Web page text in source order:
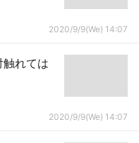
2020/9/9(We) 14:07
触れては
2020/9/9(We) 14:07